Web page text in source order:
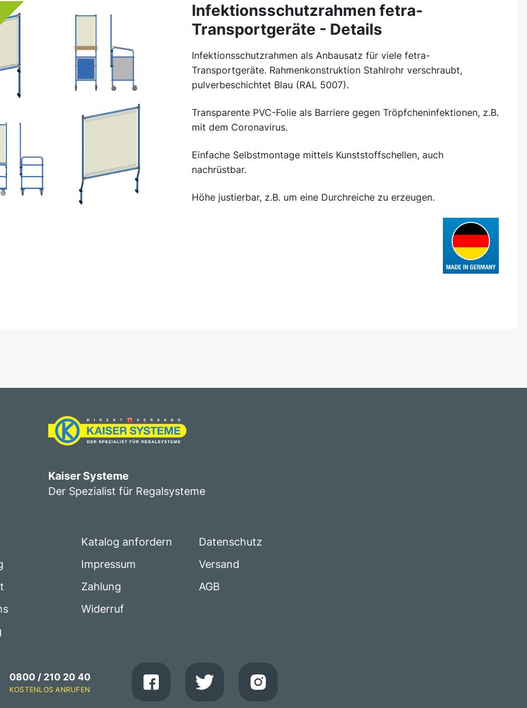
Infektionsschutzrahmen fetra-
Transportgeräte - Details
Infektionsschutzrahmen als Anbausatz für viele fetra-
Transportgeräte. Rahmenkonstruktion Stahlrohr verschraubt,
pulverbeschichtet Blau (RAL 5007).
Transparente PVC-Folie als Barriere gegen Tröpfcheninfektionen, z.B.
mit dem Coronavirus.
Einfache Selbstmontage mittels Kunststoffschellen, auch
nachrüstbar.
Höhe justierbar, z.B. um eine Durchreiche zu erzeugen.
Kaiser Systeme
Der Spezialist für Regalsysteme
Katalog anfordern
Impressum
Zahlung
Widerruf
Datenschutz
Versand
AGB
0800 / 210 20 40
KOSTENLOS ANRUFEN